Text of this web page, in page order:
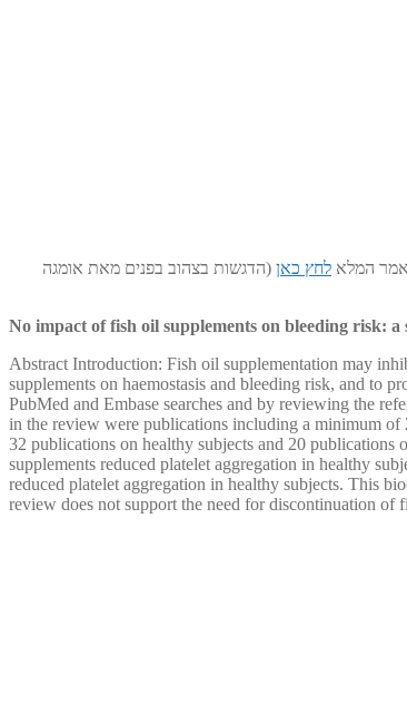
המלא לחץ כאן (הדגשות בצהוב בפנים מאת אומגה
No impact of fish oil supplements on bleeding risk: a
Abstract Introduction: Fish oil supplementation may
supplements on haemostasis and bleeding risk, and to
PubMed and Embase searches and by reviewing the
in the review were publications including a minimum of
32 publications on healthy subjects and 20
supplements reduced platelet aggregation in healthy
reduced platelet aggregation in healthy subjects. This
review does not support the need for discontinuation of